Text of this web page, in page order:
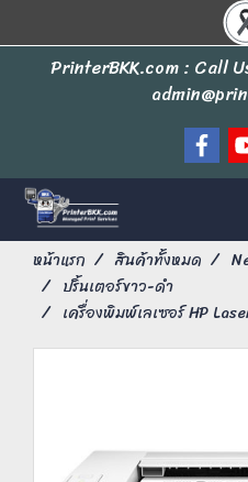
PrinterBKK.com : Call
หน้าแรก สินค้าทั้งหมด
ปริ้นเตอร์ขาว-ดำ
เครื่องพิมพ์เลเซอร์ HP